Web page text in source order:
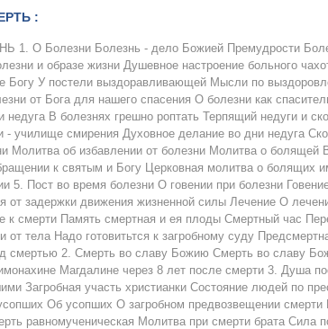
:
1. О Болезни Болезнь - дело Божией Премудрости
и образе жизни Душевное настроение больного
Богу У постели выздоравливающей Мысли по
от Бога для нашего спасения О болезни как
В болезнях грешно роптать Терпящий недуги и
- училище смирения Духовное делание во дни недуга
Молитва об избавлении от болезни Молитва о
к святым и Богу Церковная молитва о болящих
5. Пост во время болезни О говении при болезни
от задержки движения жизненной силы Лечение О
смерти Память смертная и ея плоды Смертный час
тела Надо готовитьтся к загробному суду
смертью 2. Смерть во славу Божию Смерть во славу
Магдалине через 8 лет после смерти 3. Душа
Загробная участь христианки Состояние людей по
Об усопших О загробном предвозвещении
равномученическая Молитва при смерти брата Сила